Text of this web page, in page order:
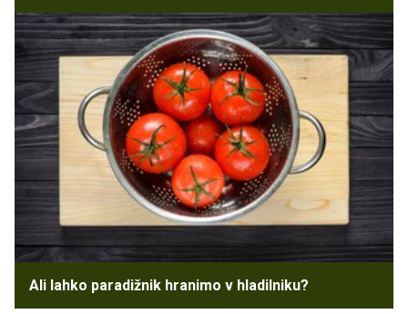
Ali lahko paradižnik hranimo v hladilniku?